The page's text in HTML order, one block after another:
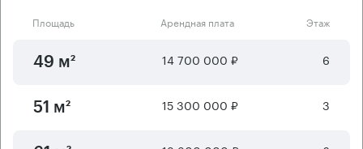
Площадь Арендная плата Этаж
49 м² 14 700 000 ₽ 6
51 м² 15 300 000 ₽ 3